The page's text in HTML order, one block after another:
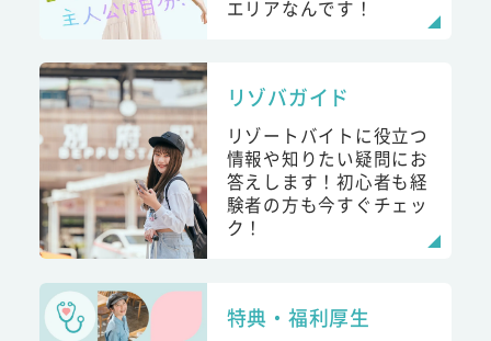
エリアなんです！
リゾバガイド
リゾートバイトに役立つ
情報や知りたい疑問にお
答えします！初心者も経
験者の方も今すぐチェッ
ク！
特典・福利厚生